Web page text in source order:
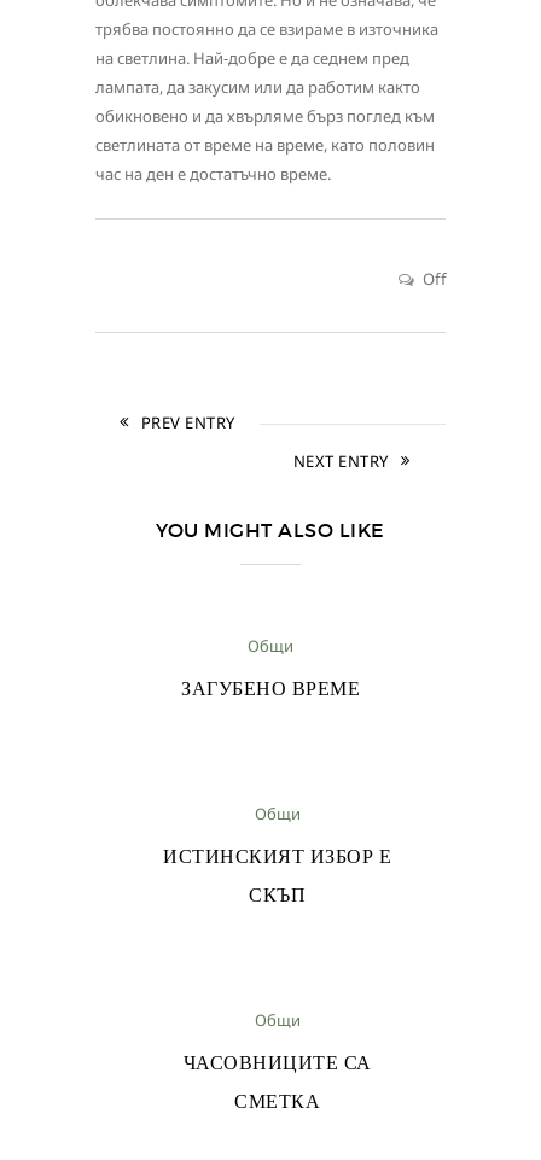
трябва постоянно да се взираме в източника
на светлина. Най-добре е да седнем пред
лампата, да закусим или да работим както
обикновено и да хвърляме бърз поглед към
светлината от време на време, като половин
час на ден е достатъчно време.
Off
PREV ENTRY
NEXT ENTRY
YOU MIGHT ALSO LIKE
Общи
ЗАГУБЕНО ВРЕМЕ
Общи
ИСТИНСКИЯТ ИЗБОР Е
СКЪП
Общи
ЧАСОВНИЦИТЕ СА
СМЕТКА